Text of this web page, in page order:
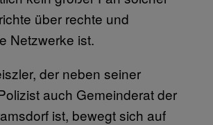
über rechte und
Netzwerke ist.
der neben seiner
auch Gemeinderat der
ist, bewegt sich auf